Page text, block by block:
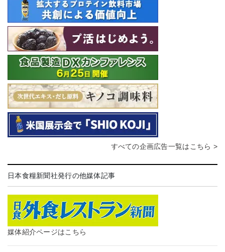
すべての企画広告一覧はこちら >
日本食糧新聞社発行の他媒体記事
媒体紹介ページはこちら